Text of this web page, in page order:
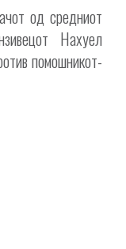
од средниот
Нахуел
помошникот-